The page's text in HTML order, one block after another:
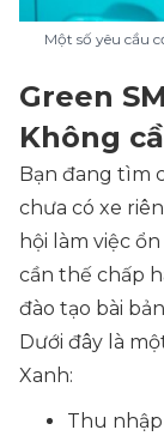
Một số yêu cầu
Green
Không
Bạn đang tìm
chưa có xe
hội làm việc
cần thế chấp
đào tạo bài
Dưới đây là
Xanh:
Thu